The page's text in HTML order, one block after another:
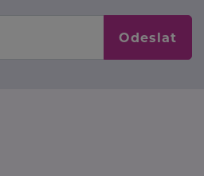
Odeslat